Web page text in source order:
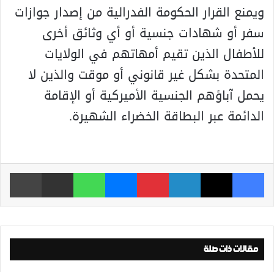
ويمنع القرار الحكومة الفدرالية من إصدار جوازات
سفر أو شهادات جنسية أو أي وثائق أخرى
للأطفال الذين تقيم أمهاتهم في الولايات
المتحدة بشكل غير قانوني أو موقت والذين لا
يحمل آباؤهم الجنسية الأميركية أو الإقامة
الدائمة عبر البطاقة الخضراء الشهيرة.
فيسبوك ‫X لينكدإن بينتيريست ماسنجر واتساب مشاركة عبر البريد
مقالات ذات صلة